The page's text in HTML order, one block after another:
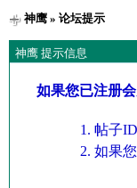
神鹰» 论坛提示
神鹰 提示信息
如果您已注册
帖子
如果